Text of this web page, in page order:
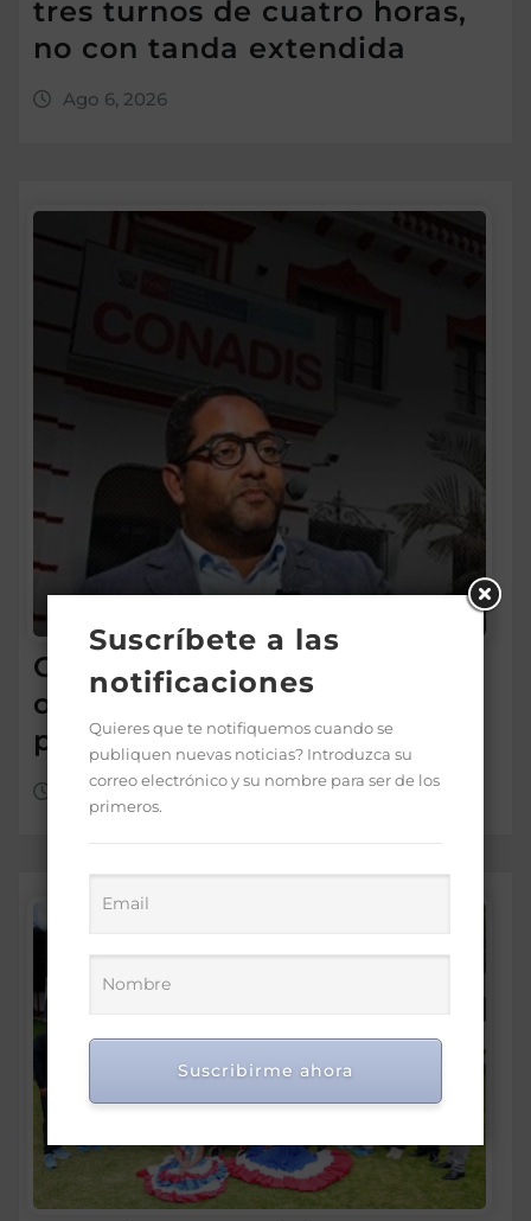
tres turnos de cuatro horas,
no con tanda extendida
Ago 6, 2026
Conadis logra el gobierno
otorgue pensiones solidarias
por discapacidad
Ago 6, 2026
Suscríbete a las
notificaciones
Quieres que te notifiquemos cuando se
publiquen nuevas noticias? Introduzca su
correo electrónico y su nombre para ser de los
primeros.
Suscribirme ahora